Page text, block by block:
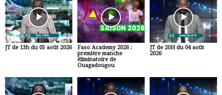
JT de 13h du 05 août 2026
Faso Academy 2026 :
première manche
éliminatoire de
Ouagadougou
JT de 20H du 04 août
2026